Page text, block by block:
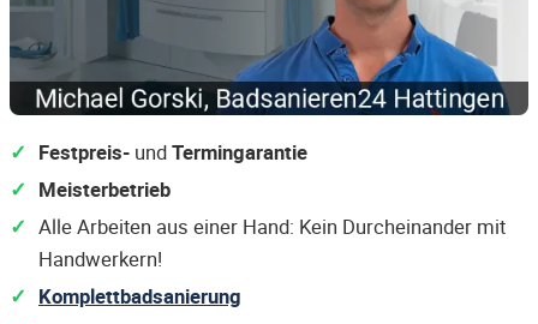
Festpreis- undTermingarantie
Meisterbetrieb
Alle Arbeiten aus einer Hand: Kein Durcheinander mit
Handwerkern!
Komplettbadsanierung